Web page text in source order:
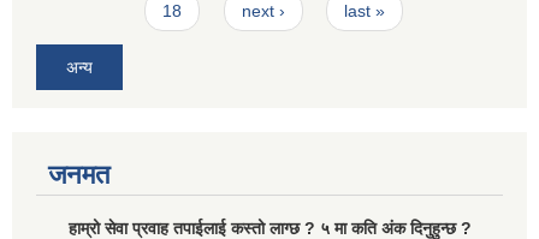
18 next › last »
अन्य
जनमत
हाम्रो सेवा प्रवाह तपाईलाई कस्तो लाग्छ ? ५ मा कति अंक दिनुहुन्छ ?